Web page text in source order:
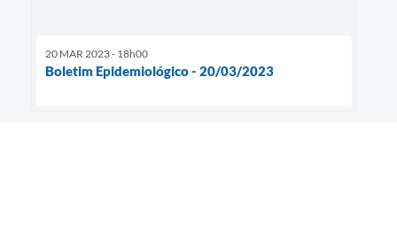
20 MAR 2023 - 18h00
Boletim Epidemiológico - 20/03/2023